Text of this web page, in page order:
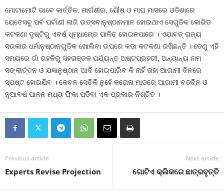
ମୋଟାମୋଟି ଭାବେ କାର୍ତ୍ତିକ, ମାର୍ଗଶୀର, ପୌଷ ଓ ମାଘ ମାସରେ ଓଡିଶାରେ
ଯେତେସବୁ ପର୍ବ ପର୍ବାଣୀ ଲାଗି ଉତ୍ସବାନୁଷ୍ଠାନମାନ ହୋଇଥାଏ ସେଗୁଡିକ କୋଭିଡ
କଟକଣା ଦୃଷ୍ଟିରୁ ଏବର୍ଷ ଧୂମ୍‍ଧାମ୍‍ରେ ପାଳିତ ହୋଇନପାରେ । ଏଯାବତ୍‍ ରାଜ୍ୟ
ସରକାର ଧର୍ମାନୁଷ୍ଠାନଗୁଡିକ ଖୋଲିବା ଉପରେ କଡା କଟକଣା ରଖିଛନ୍ତି । ତେଣୁ ଏହି
ସମୟରେ ଗାଁ ଗହଳିରୁ ସହରାଞ୍ଚଳ ପର୍ଯ୍ୟନ୍ତ ଅଷ୍ଟପ୍ରହରୀ, ଅନ୍ୟାନ୍ୟ ନାମ
ସଙ୍କୀର୍ତ୍ତନ ଓ ଯଜ୍ଞାନୁଷ୍ଠାନ ଆଦି ହୋଇପାରିବ କି ନାହିଁ ତାହା ଆଗାମୀ ଦିନରେ
ସ୍ପଷ୍ଟ ହୋଇଯିବ । କେବଳ ସେତିକି ନୁହେଁ କରୋନା ମାଡରେ ଆଗାମୀ ବଡଦିନ ଓ
ନୂଆବର୍ଷ ପାଳନ ମଧ୍ୟ ଫିକା ପଡିବା ଏକ ପ୍ରକାର ନିଶ୍ଚିତ ।
Previous article
Experts Revise Projection
Next article
ଗୋଟିଏ କ୍ଲିକରେ ଛାତ୍ରବୃତ୍ତି